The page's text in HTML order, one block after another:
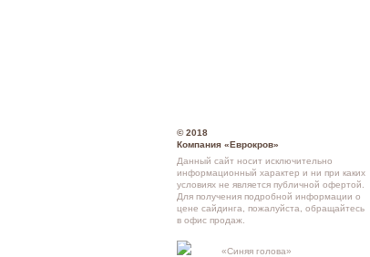
© 2018
Компания «Еврокров»
Данный сайт носит исключительно
информационный характер и ни при каких
условиях не является публичной офертой.
Для получения подробной информации о
цене сайдинга , пожалуйста, обращайтесь
в офис продаж
«Синяя голова»